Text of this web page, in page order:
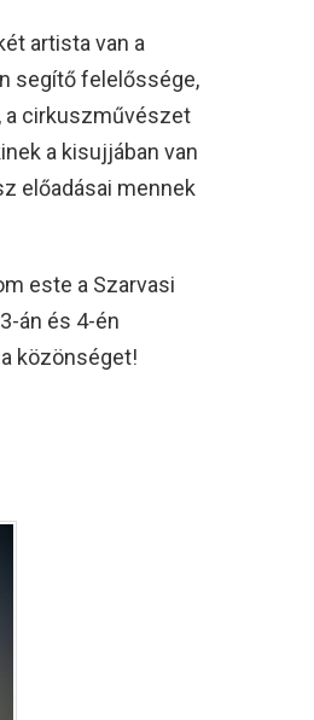
artista van a
segítő felelőssége,
a cirkuszművészet
a kisujjában van
előadásai mennek
este a Szarvasi
án és 4-én
közönséget!